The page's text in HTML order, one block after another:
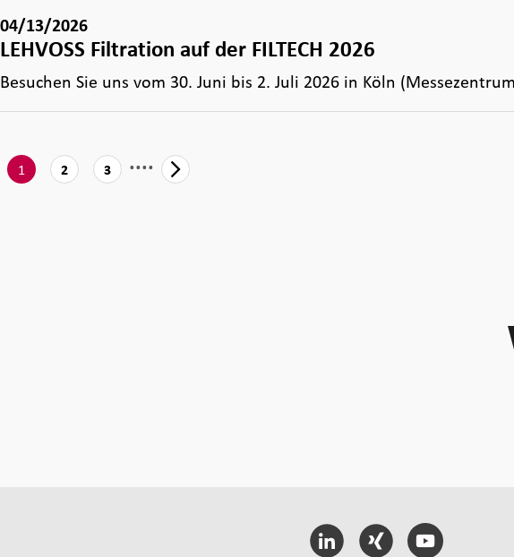
04/13/2026
LEHVOSS Filtration auf der FILTECH 2026
Besuchen Sie uns vom 30. Juni bis 2. Juli 2026 in Köln
1 2 3 ....